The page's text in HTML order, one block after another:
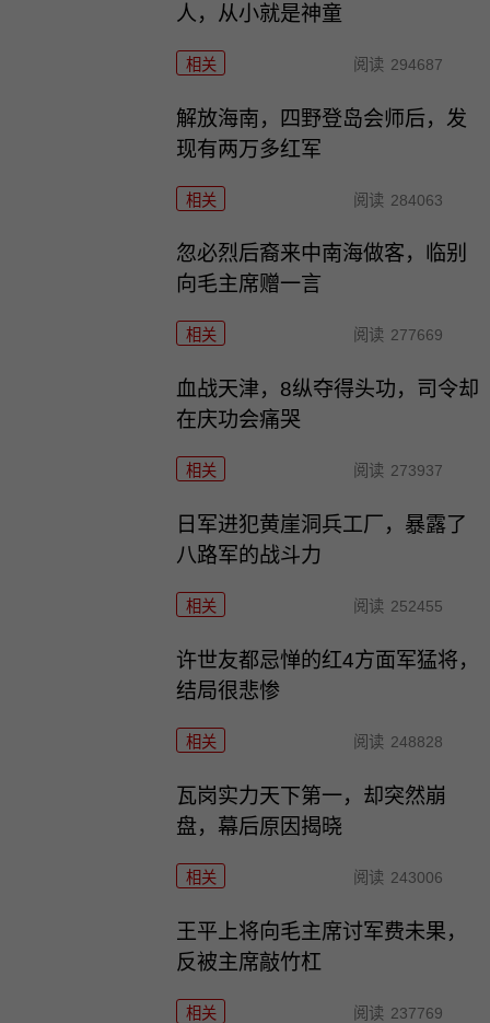
人，从小就是神童
相关 阅读 294687
解放海南，四野登岛会师后，发
现有两万多红军
相关 阅读 284063
忽必烈后裔来中南海做客，临别
向毛主席赠一言
相关 阅读 277669
血战天津，8纵夺得头功，司令却
在庆功会痛哭
相关 阅读 273937
日军进犯黄崖洞兵工厂，暴露了
八路军的战斗力
相关 阅读 252455
许世友都忌惮的红4方面军猛将，
结局很悲惨
相关 阅读 248828
瓦岗实力天下第一，却突然崩
盘，幕后原因揭晓
相关 阅读 243006
王平上将向毛主席讨军费未果，
反被主席敲竹杠
相关 阅读 237769